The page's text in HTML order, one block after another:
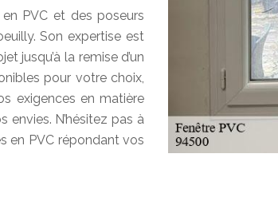
PVC et des poseurs
Son expertise est
jusqu’à la remise d’un
pour votre choix,
exigences en matière
N’hésitez pas à
en PVC répondant vos